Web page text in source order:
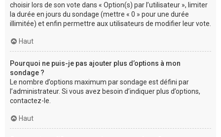
choisir lors de son vote dans « Option(s) par l’utilisateur », limiter
la durée en jours du sondage (mettre « 0 » pour une durée
illimitée) et enfin permettre aux utilisateurs de modifier leur vote.
Haut
Pourquoi ne puis-je pas ajouter plus d’options à mon
sondage ?
Le nombre d’options maximum par sondage est défini par
l’administrateur. Si vous avez besoin d’indiquer plus d’options,
contactez-le.
Haut